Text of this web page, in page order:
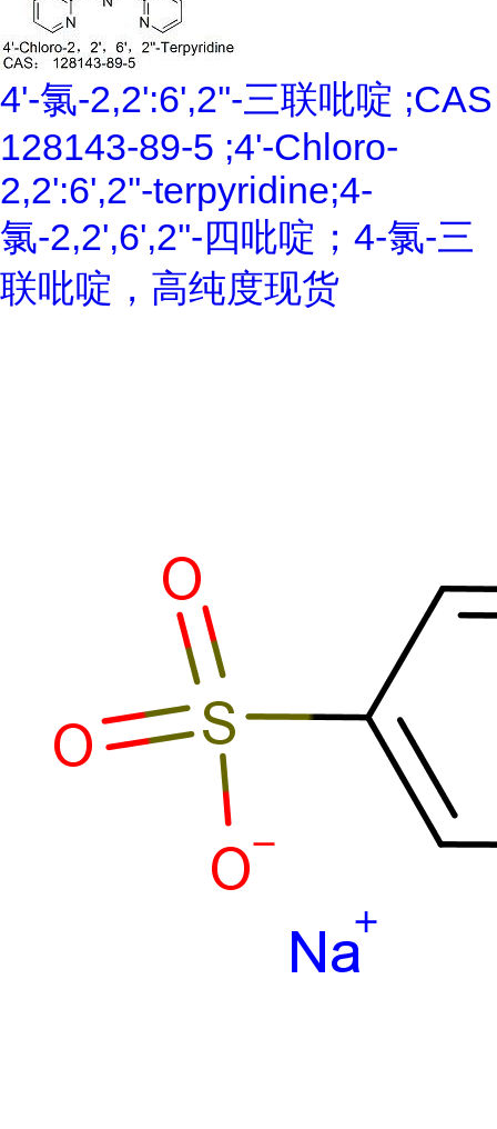
4'-氯-2,2':6',2''-三联吡啶 ;CAS
128143-89-5 ;4'-Chloro-
2,2':6',2''-terpyridine;4-
氯-2,2',6',2''-四吡啶；4-氯-三
联吡啶，高纯度现货